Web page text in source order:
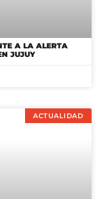
A LA ALERTA
JUJUY
ACTUALIDAD